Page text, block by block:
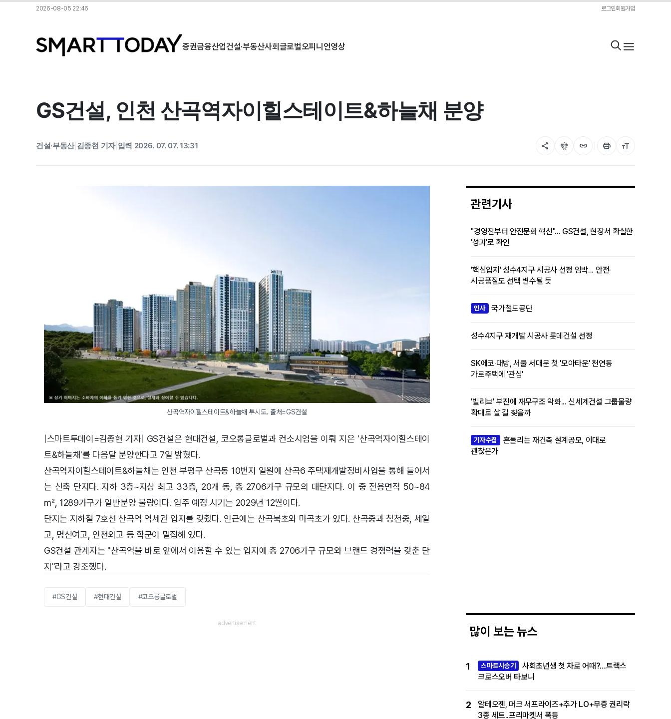
2026-08-05 22:46 로그인회원가입
증권금융산업건설·부동산사회글로벌오피니언영상
GS건설, 인천 산곡역자이힐스테이트&하늘채 분양
건설·부동산| 김종현 기자| 입력 2026. 07. 07. 13:31 share flutter_dash link print format_size
산곡역자이힐스테이트&하늘채 투시도. 출처=GS건설
|스마트투데이=김종현 기자| GS건설은 현대건설, 코오롱글로벌과 컨소시엄을 이뤄 지은 '산곡역자이힐스테이
트&하늘채'를 다음달 분양한다고 7일 밝혔다.
산곡역자이힐스테이트&하늘채는 인천 부평구 산곡동 10번지 일원에 산곡6 주택재개발정비사업을 통해 들어서
는 신축 단지다. 지하 3층~지상 최고 33층, 20개 동, 총 2706가구 규모의 대단지다. 이 중 전용면적 50~84
㎡, 1289가구가 일반분양 물량이다. 입주 예정 시기는 2029년 12월이다.
단지는 지하철 7호선 산곡역 역세권 입지를 갖췄다. 인근에는 산곡북초와 마곡초가 있다. 산곡중과 청천중, 세일
고, 명신여고, 인천외고 등 학군이 밀집해 있다.
GS건설 관계자는 "산곡역을 바로 앞에서 이용할 수 있는 입지에 총 2706가구 규모와 브랜드 경쟁력을 갖춘 단
지"라고 강조했다.
#GS건설 #현대건설 #코오롱글로벌
관련기사
"경영진부터 안전문화 혁신"... GS건설, 현장서 확실한
'성과'로 확인
'핵심입지' 성수4지구 시공사 선정 임박... 안전·
시공품질도 선택 변수될 듯
인사 국가철도공단
성수4지구 재개발 시공사 롯데건설 선정
SK에코·대방, 서울 서대문 첫 '모아타운' 천연동
가로주택에 '관심'
'빌리브' 부진에 재무구조 악화... 신세계건설 그룹물량
확대로 살 길 찾을까
기자수첩
흔들리는 재건축 설계공모, 이대로
괜찮은가
많이 보는 뉴스
1 스마트시승기
사회초년생 첫 차로 어때?…트랙스
크로스오버 타보니
2
알테오젠, 머크 서프라이즈+추가 LO+무증 권리락
3종 세트..프리마켓서 폭등